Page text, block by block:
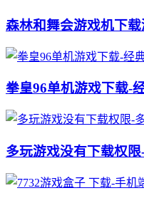
森林和舞会游戏机下
拳皇96单机游戏下载-
多玩游戏没有下载权